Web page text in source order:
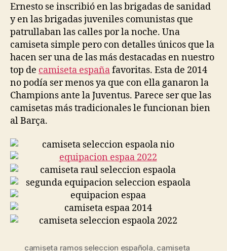
Ernesto se inscribió en las brigadas de sanidad
y en las brigadas juveniles comunistas que
patrullaban las calles por la noche. Una
camiseta simple pero con detalles únicos que la
hacen ser una de las más destacadas en nuestro
top de camiseta españafavoritas. Esta de 2014
no podía ser menos ya que con ella ganaron la
Champions ante la Juventus. Parece ser que las
camisetas más tradicionales le funcionan bien
al Barça.
camiseta ramos seleccion española, camiseta